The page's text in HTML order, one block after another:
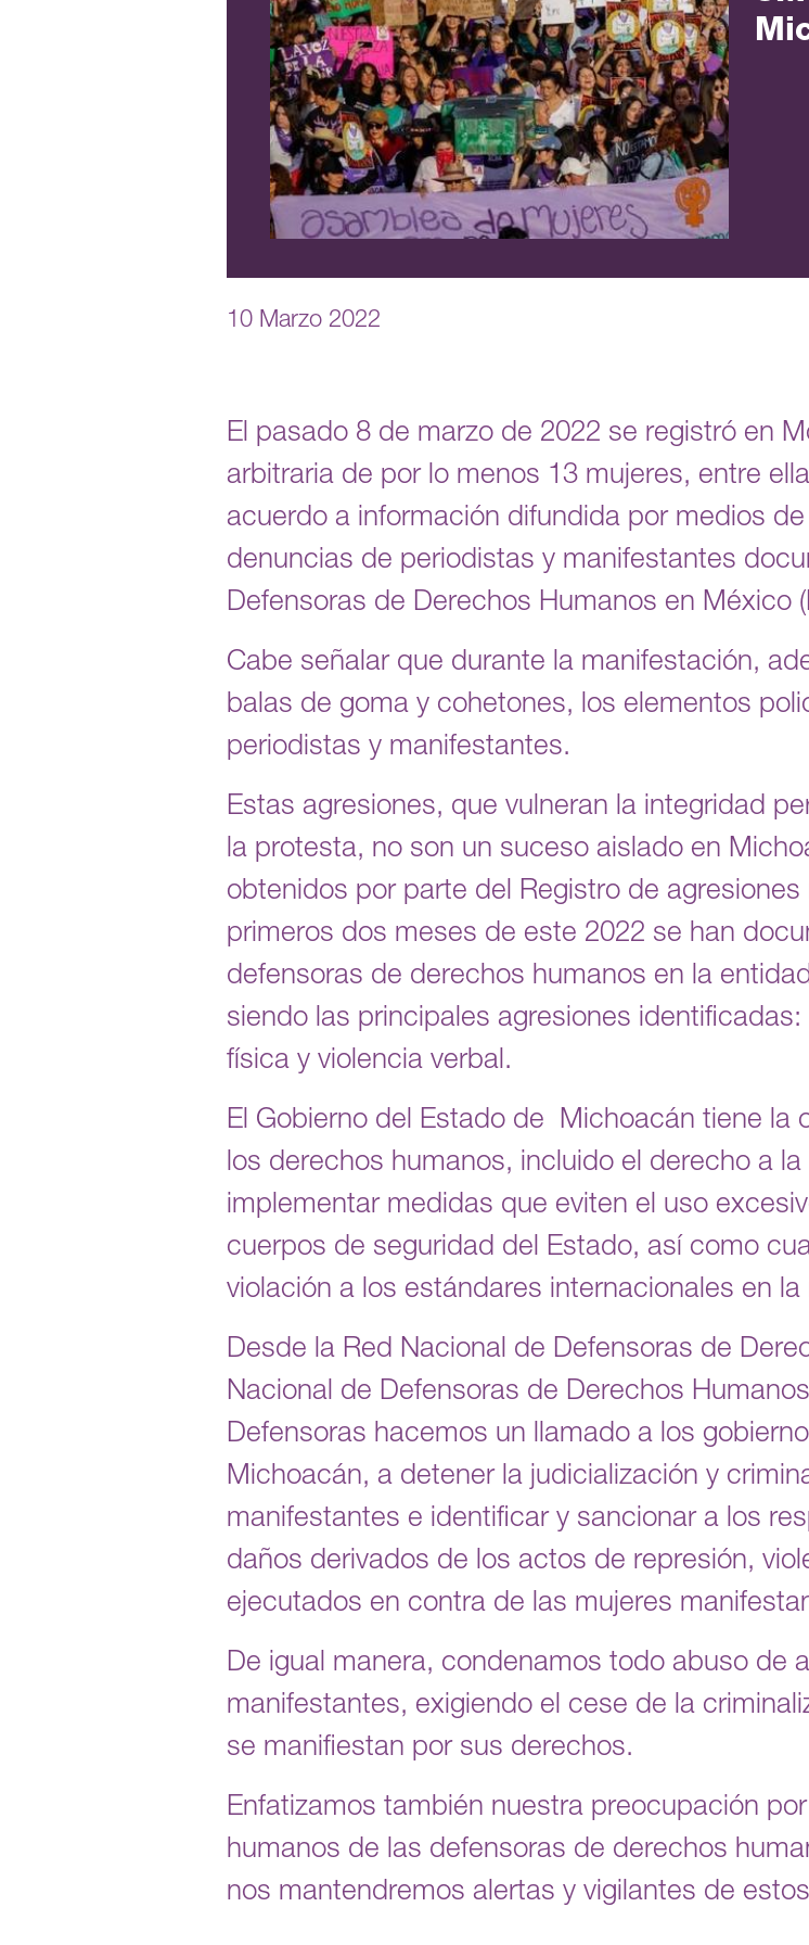
10 Marzo 2022
El pasado 8 de marzo de 2022 se registró en
arbitraria de por lo menos 13 mujeres, entre
acuerdo a información difundida por medios
denuncias de periodistas y manifestantes
Defensoras de Derechos Humanos en México
Cabe señalar que durante la manifestación,
balas de goma y cohetones, los elementos
periodistas y manifestantes.
Estas agresiones, que vulneran la integridad
la protesta, no son un suceso aislado en
obtenidos por parte del Registro de
primeros dos meses de este 2022 se han
defensoras de derechos humanos en la
siendo las principales agresiones
física y violencia verbal.
El Gobierno del Estado de Michoacán tiene la
los derechos humanos, incluido el derecho a
implementar medidas que eviten el uso
cuerpos de seguridad del Estado, así como
violación a los estándares internacionales en
Desde la Red Nacional de Defensoras de
Nacional de Defensoras de Derechos
Defensoras hacemos un llamado a los
Michoacán, a detener la judicialización y
manifestantes e identificar y sancionar a los
daños derivados de los actos de represión,
ejecutados en contra de las mujeres
De igual manera, condenamos todo abuso de
manifestantes, exigiendo el cese de la
se manifiestan por sus derechos.
Enfatizamos también nuestra preocupación
humanos de las defensoras de derechos
nos mantendremos alertas y vigilantes de